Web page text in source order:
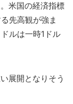
米国の経済指標
先高観が強ま
ルは一時1ドル
展開となりそう